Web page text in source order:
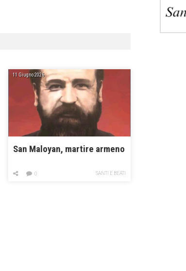
11 Giugno 2026
San Maloyan, martire armeno
SANTI E BEATI
0